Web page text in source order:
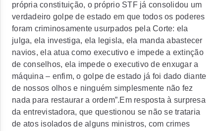
própria constituição, o próprio STF já consolidou um
verdadeiro golpe de estado em que todos os poderes
foram criminosamente usurpados pela Corte: ela
julga, ela investiga, ela legisla, ela manda abastecer
navios, ela atua como executivo e impede a extinção
de conselhos, ela impede o executivo de enxugar a
máquina – enfim, o golpe de estado já foi dado diante
de nossos olhos e ninguém simplesmente não fez
nada para restaurar a ordem”.Em resposta à surpresa
da entrevistadora, que questionou se não se trataria
de atos isolados de alguns ministros, com crimes